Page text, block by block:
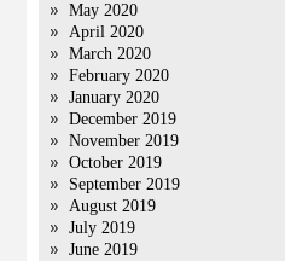
May 2020
April 2020
March 2020
February 2020
January 2020
December 2019
November 2019
October 2019
September 2019
August 2019
July 2019
June 2019